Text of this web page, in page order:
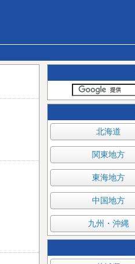
北海道
関東地方
東海地方
中国地方
九州・沖縄